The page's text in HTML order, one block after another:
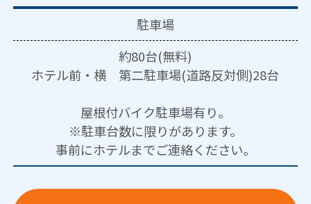
駐車場
約80台(無料)
ホテル前・横 第二駐車場(道路反対側)28台
屋根付バイク駐車場有り。
※駐車台数に限りがあります。
事前にホテルまでご連絡ください。